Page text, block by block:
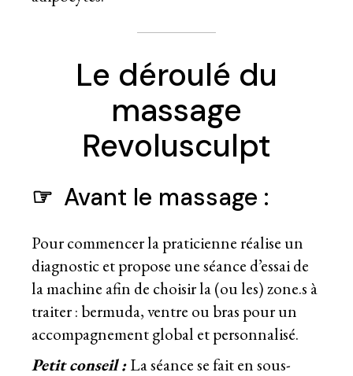
Le déroulé du
massage
Revolusculpt
☞ Avant le massage :
Pour commencer la praticienne réalise un
diagnostic et propose une séance d’essai de
la machine afin de choisir la (ou les) zone.s à
traiter : bermuda, ventre ou bras pour un
accompagnement global et personnalisé.
Petit conseil :La séance se fait en sous-